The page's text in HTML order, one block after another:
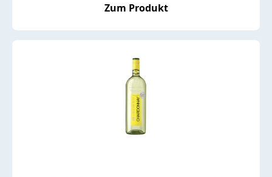
Zum Produkt